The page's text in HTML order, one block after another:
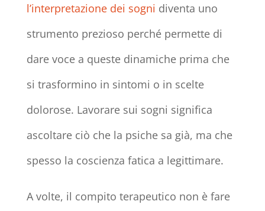
l’interpretazione dei sogni diventa uno
strumento prezioso perché permette di
dare voce a queste dinamiche prima che
si trasformino in sintomi o in scelte
dolorose. Lavorare sui sogni significa
ascoltare ciò che la psiche sa già, ma che
spesso la coscienza fatica a legittimare.
A volte, il compito terapeutico non è fare